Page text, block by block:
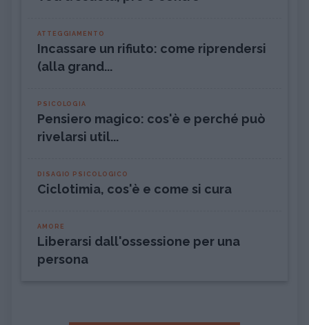
ATTEGGIAMENTO
Incassare un rifiuto: come riprendersi
(alla grand...
PSICOLOGIA
Pensiero magico: cos'è e perché può
rivelarsi util...
DISAGIO PSICOLOGICO
Ciclotimia, cos'è e come si cura
AMORE
Liberarsi dall'ossessione per una
persona